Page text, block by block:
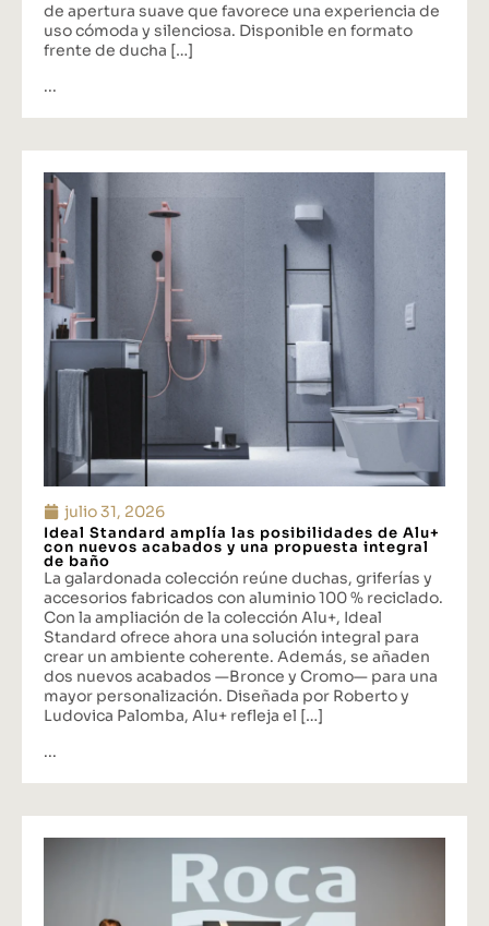
de apertura suave que favorece una experiencia de
uso cómoda y silenciosa. Disponible en formato
frente de ducha […]
...
julio 31, 2026
Ideal Standard amplía las posibilidades de Alu+
con nuevos acabados y una propuesta integral
de baño
La galardonada colección reúne duchas, griferías y
accesorios fabricados con aluminio 100 % reciclado.
Con la ampliación de la colección Alu+, Ideal
Standard ofrece ahora una solución integral para
crear un ambiente coherente. Además, se añaden
dos nuevos acabados —Bronce y Cromo— para una
mayor personalización. Diseñada por Roberto y
Ludovica Palomba, Alu+ refleja el […]
...